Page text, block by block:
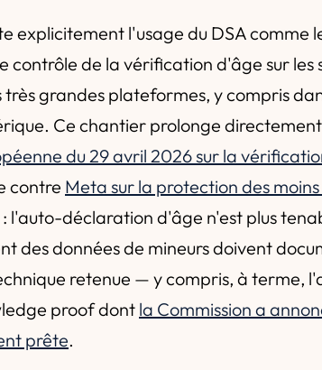
explicitement l'usage du DSA comme
contrôle de la vérification d'âge sur les
grandes plateformes, y compris
Ce chantier prolonge
du 29 avril 2026 sur la
contre Meta sur la protection des moins
l'auto-déclaration d'âge n'est plus
des données de mineurs doivent
retenue — y compris, à terme,
proof dont la Commission a
prête.